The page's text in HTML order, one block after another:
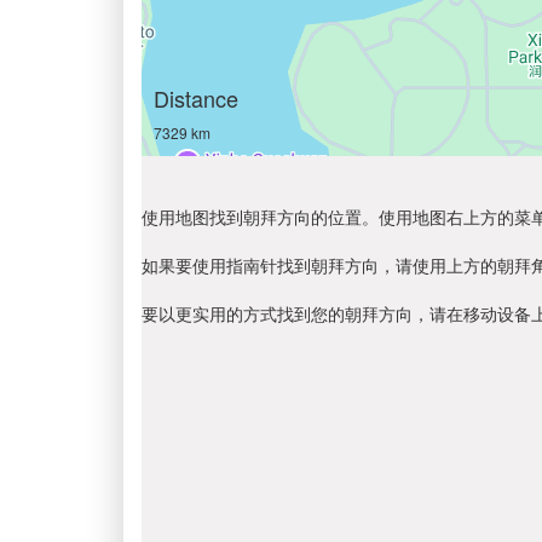
Distance
7329 km
使用地图找到朝拜方向的位置。使用地图右上方的
如果要使用指南针找到朝拜方向，请使用上方的朝
要以更实用的方式找到您的朝拜方向，请在移动设备